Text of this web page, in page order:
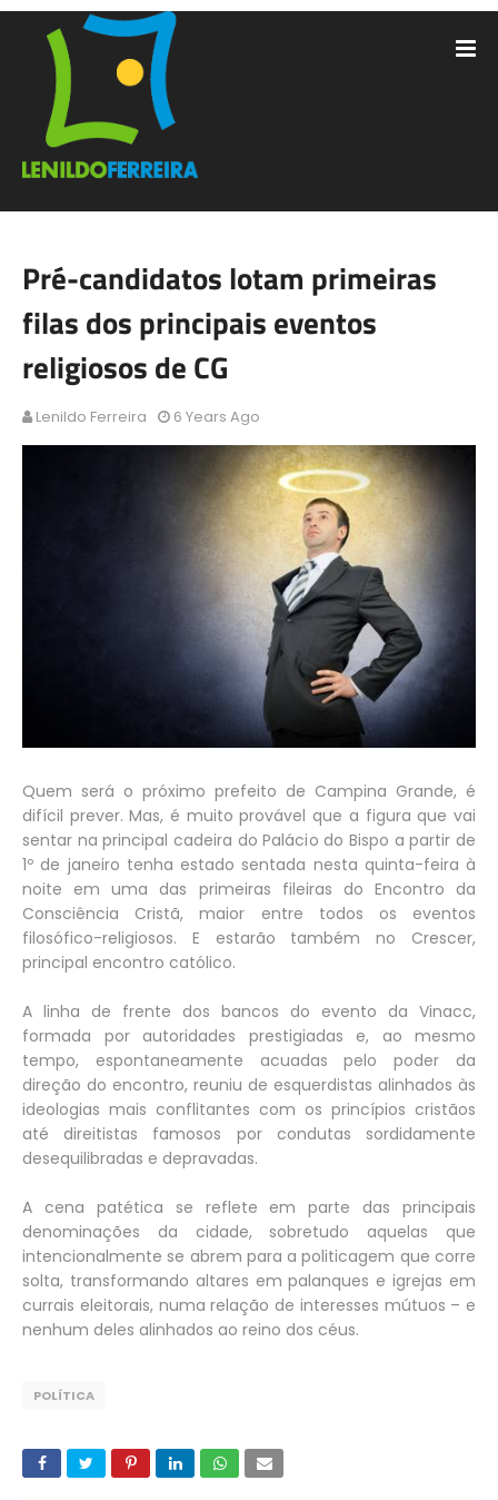
Pré-candidatos lotam primeiras
filas dos principais eventos
religiosos de CG
Lenildo Ferreira 6 Years Ago
Quem será o próximo prefeito de Campina Grande, é
difícil prever. Mas, é muito provável que a figura que vai
sentar na principal cadeira do Palácio do Bispo a partir de
1º de janeiro tenha estado sentada nesta quinta-feira à
noite em uma das primeiras fileiras do Encontro da
Consciência Cristã, maior entre todos os eventos
filosófico-religiosos. E estarão também no Crescer,
principal encontro católico.
A linha de frente dos bancos do evento da Vinacc,
formada por autoridades prestigiadas e, ao mesmo
tempo, espontaneamente acuadas pelo poder da
direção do encontro, reuniu de esquerdistas alinhados às
ideologias mais conflitantes com os princípios cristãos
até direitistas famosos por condutas sordidamente
desequilibradas e depravadas.
A cena patética se reflete em parte das principais
denominações da cidade, sobretudo aquelas que
intencionalmente se abrem para a politicagem que corre
solta, transformando altares em palanques e igrejas em
currais eleitorais, numa relação de interesses mútuos – e
nenhum deles alinhados ao reino dos céus.
POLÍTICA